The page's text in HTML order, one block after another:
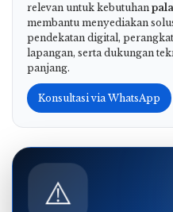
relevan untuk kebutuhan
membantu menyediakan
pendekatan digital,
lapangan, serta dukungan
panjang.
Konsultasi via WhatsApp
⚠️